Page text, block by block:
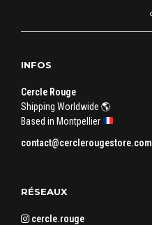
INFOS
Cercle Rouge
Shipping Worldwide 🌎
Based in Montpellier
contact@cerclerougestore.com
RÉSEAUX
cercle.rouge